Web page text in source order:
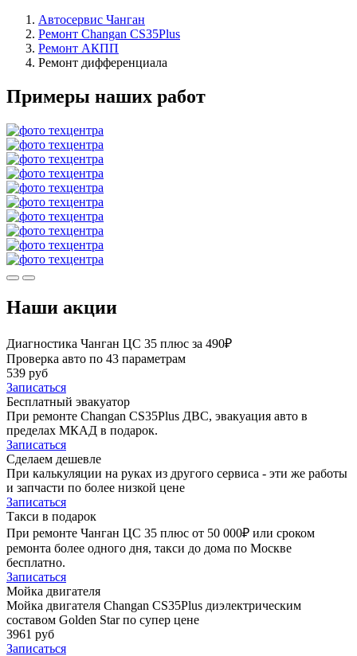
Автосервис Чанган
Ремонт Changan CS35Plus
Ремонт АКПП
Ремонт дифференциала
Примеры наших работ
Наши акции
Диагностика Чанган ЦС 35 плюс за 490₽
Проверка авто по 43 параметрам
539 руб
Записаться
Бесплатный эвакуатор
При ремонте Changan CS35Plus ДВС, эвакуация авто в
пределах МКАД в подарок.
Записаться
Сделаем дешевле
При калькуляции на руках из другого сервиса - эти же работы
и запчасти по более низкой цене
Записаться
Такси в подарок
При ремонте Чанган ЦС 35 плюс от 50 000₽ или сроком
ремонта более одного дня, такси до дома по Москве
бесплатно.
Записаться
Мойка двигателя
Мойка двигателя Changan CS35Plus диэлектрическим
составом Golden Star по супер цене
3961 руб
Записаться